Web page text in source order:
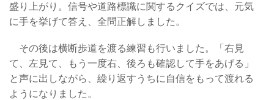
盛り上がり。信号や道路標識に関するクイズでは、元気
に手を挙げて答え、全問正解しました。
その後は横断歩道を渡る練習も行いました。「右見
て、左見て、もう一度右、後ろも確認して手をあげる」
と声に出しながら、繰り返すうちに自信をもって渡れる
ようになりました。